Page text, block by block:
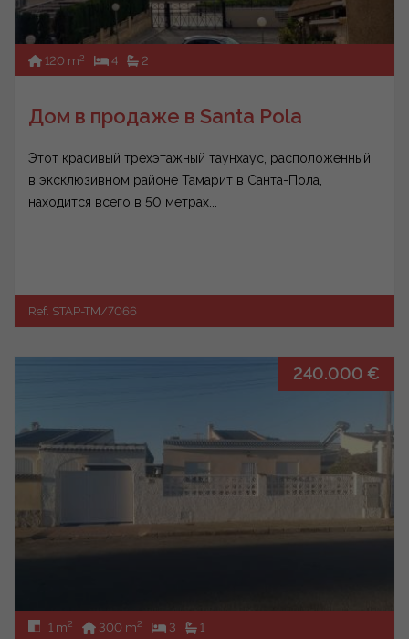
120 m2 4 2
Дом в продаже в Santa Pola
Этот красивый трехэтажный таунхаус, расположенный
в эксклюзивном районе Тамарит в Санта-Пола,
находится всего в 50 метрах...
Ref. STAP-TM/7066
240.000 €
1 m2 300 m2 3 1